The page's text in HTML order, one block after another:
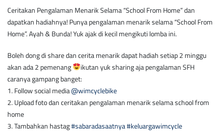
Ceritakan Pengalaman Menarik Selama “School From Home” dan
dapatkan hadiahnya! Punya pengalaman menarik selama “School From
Home”. Ayah & Bunda! Yuk ajak di kecil mengikuti lomba ini.
Boleh dong di share dan cerita menarik dapat hadiah setiap 2 minggu
akan ada 2 pemenang
ikutan yuk sharing aja pengalaman SFH
caranya gampang banget:
1. Follow social media@wimcyclebike
2. Upload foto dan ceritakan pengalaman menarik selama school from
home
3. Tambahkan hastag#sabaradasaatnya#keluargawimcycle